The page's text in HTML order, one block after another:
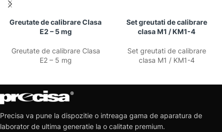
Greutate de calibrare Clasa
E2 – 5 mg
Greutate de calibrare Clasa
E2 – 5 mg
Set greutati de calibrare
clasa M1 / KM1-4
Set greutati de calibrare
clasa M1 / KM1-4
Precisa va pune la dispozitie o intreaga gama de aparatura de
laborator de ultima generatie la o calitate premium.